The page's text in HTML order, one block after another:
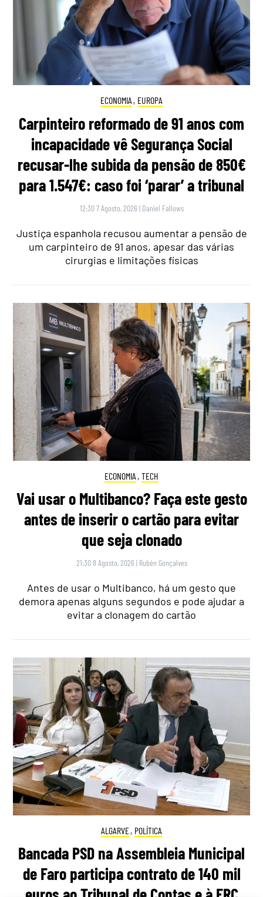
ECONOMIA , EUROPA
Carpinteiro reformado de 91 anos com
incapacidade vê Segurança Social
recusar-lhe subida da pensão de 850€
para 1.547€: caso foi ‘parar’ a tribunal
12:30 7 Agosto, 2026 | Daniel Fallows
Justiça espanhola recusou aumentar a pensão de
um carpinteiro de 91 anos, apesar das várias
cirurgias e limitações físicas
ECONOMIA , TECH
Vai usar o Multibanco? Faça este gesto
antes de inserir o cartão para evitar
que seja clonado
21:30 8 Agosto, 2026 | Rubén Gonçalves
Antes de usar o Multibanco, há um gesto que
demora apenas alguns segundos e pode ajudar a
evitar a clonagem do cartão
ALGARVE, POLÍTICA
Bancada PSD na Assembleia Municipal
de Faro participa contrato de 140 mil